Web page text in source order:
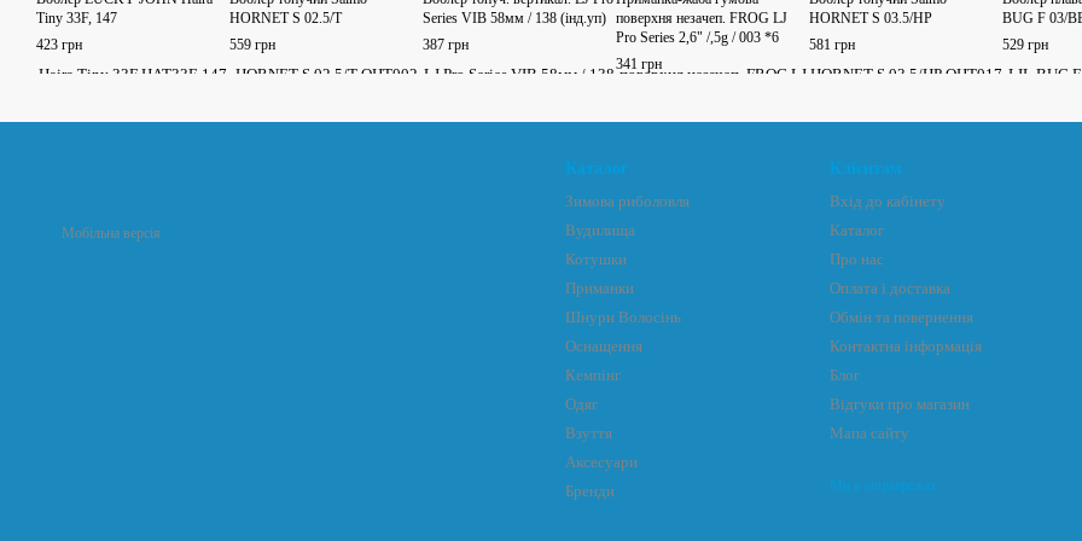
Tiny 33F, 147
423 грн
HORNET S 02.5/T
559 грн
Series VIB 58мм / 138 (інд.уп)
387 грн
поверхня незачеп. FROG LJ
Pro Series 2,6" /,5g / 003 *6
341 грн
HORNET S 03.5/HP
581 грн
BUG F 03/
529 грн
Мобільна версія
Каталог
Зимова риболовля
Вудилища
Котушки
Приманки
Шнури Волосінь
Оснащення
Кемпінг
Одяг
Взуття
Аксесуари
Бренди
Клієнтам
Вхід до кабінету
Каталог
Про нас
Оплата і доставка
Обмін та повернення
Контактна інформація
Блог
Відгуки про магазин
Мапа сайту
Ми в соцмережах